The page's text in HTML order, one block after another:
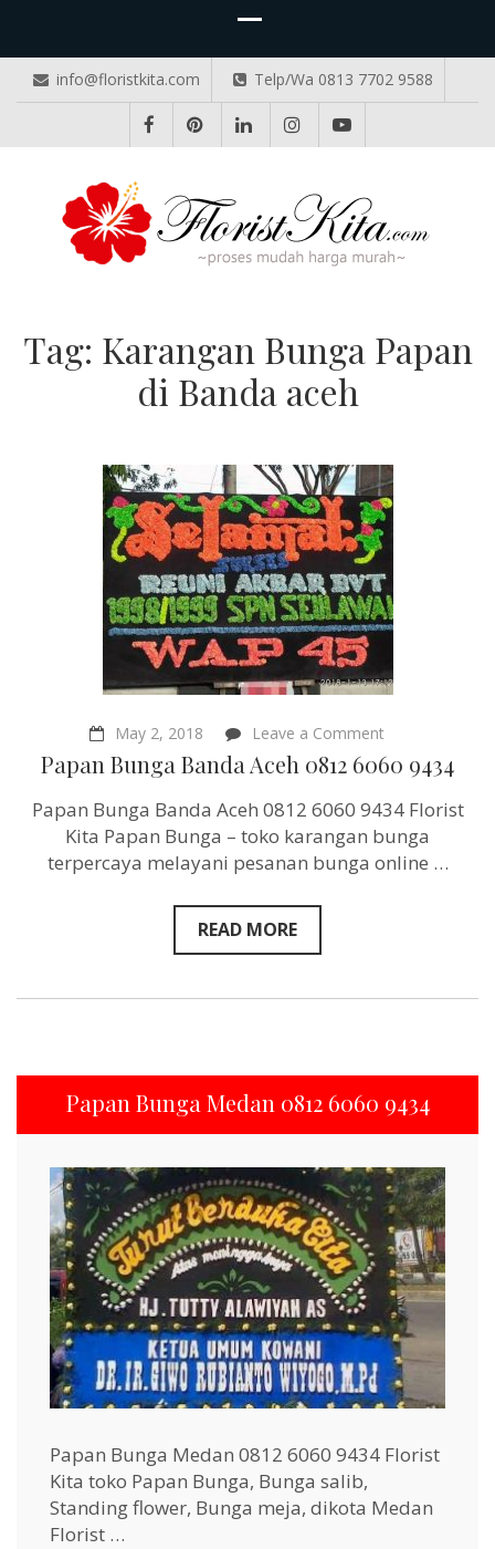
info@floristkita.com Telp/Wa 0813 7702 9588
Tag: Karangan Bunga Papan
di Banda aceh
May 2, 2018 Leave a Commenton
Papan
Bunga
Aceh
6060
9434
Papan Bunga Banda Aceh 0812 6060 9434
Papan Bunga Banda Aceh 0812 6060 9434 Florist
Kita Papan Bunga – toko karangan bunga
terpercaya melayani pesanan bunga online …
READ MORE
Papan Bunga Medan 0812 6060 9434
Papan Bunga Medan 0812 6060 9434 Florist
Kita toko Papan Bunga, Bunga salib,
Standing flower, Bunga meja, dikota Medan
Florist …